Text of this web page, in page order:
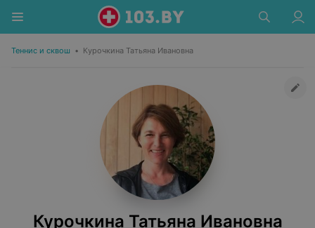
Теннис и сквош • Курочкина Татьяна Ивановна
Курочкина Татьяна Ивановна